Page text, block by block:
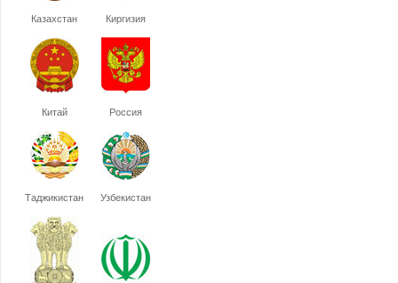
Казахстан Киргизия
Китай Россия
Таджикистан Узбекистан